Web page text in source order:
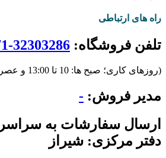
راه های ارتباطی
تلفن فروشگاه: 32303286-071
(روزهای کاری؛ صبح ها: 10 تا 13:00 و عصرها 17 تا 21)
مدیر فروش: -
ارسال سفارشات به سراسر
دفتر مرکزی: شیراز